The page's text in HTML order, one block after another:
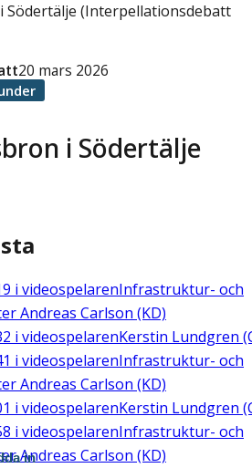
Södertälje (Interpellationsdebatt
i Södertälje
20 mars 2026
i videospelarenInfrastruktur- och
Andreas Carlson (KD)
i videospelarenKerstin Lundgren
i videospelarenInfrastruktur- och
Andreas Carlson (KD)
i videospelarenKerstin Lundgren
i videospelarenInfrastruktur- och
Andreas Carlson (KD)
in